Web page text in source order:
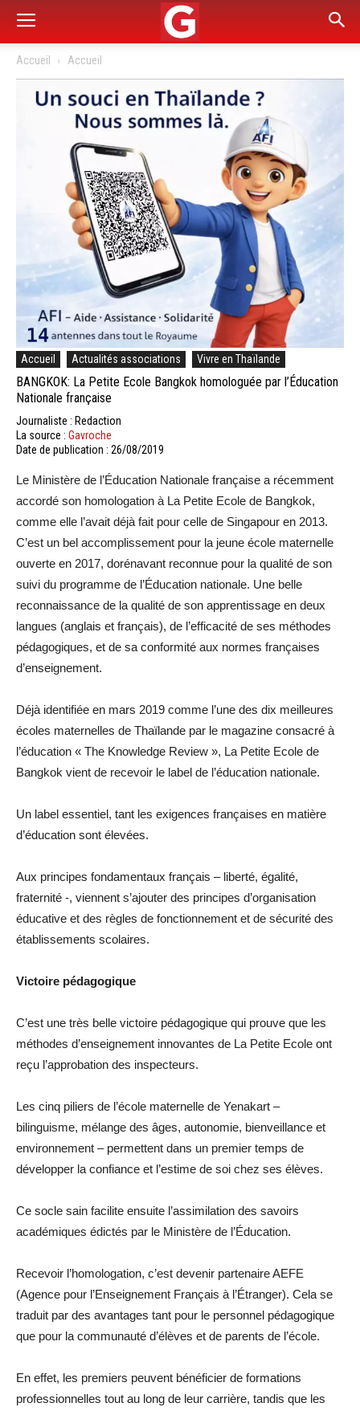
Accueil Accueil
Accueil Actualités associations Vivre en Thaïlande
BANGKOK: La Petite Ecole Bangkok homologuée par l’Éducation
Nationale française
Journaliste : Redaction
La source : Gavroche
Date de publication : 26/08/2019
Le Ministère de l’Éducation Nationale française a récemment
accordé son homologation à La Petite Ecole de Bangkok,
comme elle l’avait déjà fait pour celle de Singapour en 2013.
C’est un bel accomplissement pour la jeune école maternelle
ouverte en 2017, dorénavant reconnue pour la qualité de son
suivi du programme de l’Éducation nationale. Une belle
reconnaissance de la qualité de son apprentissage en deux
langues (anglais et français), de l’efficacité de ses méthodes
pédagogiques, et de sa conformité aux normes françaises
d’enseignement.
Déjà identifiée en mars 2019 comme l’une des dix meilleures
écoles maternelles de Thaïlande par le magazine consacré à
l’éducation « The Knowledge Review », La Petite Ecole de
Bangkok vient de recevoir le label de l’éducation nationale.
Un label essentiel, tant les exigences françaises en matière
d’éducation sont élevées.
Aux principes fondamentaux français – liberté, égalité,
fraternité -, viennent s’ajouter des principes d’organisation
éducative et des règles de fonctionnement et de sécurité des
établissements scolaires.
Victoire pédagogique
C’est une très belle victoire pédagogique qui prouve que les
méthodes d’enseignement innovantes de La Petite Ecole ont
reçu l’approbation des inspecteurs.
Les cinq piliers de l’école maternelle de Yenakart –
bilinguisme, mélange des âges, autonomie, bienveillance et
environnement – permettent dans un premier temps de
développer la confiance et l’estime de soi chez ses élèves.
Ce socle sain facilite ensuite l’assimilation des savoirs
académiques édictés par le Ministère de l’Éducation.
Recevoir l’homologation, c’est devenir partenaire AEFE
(Agence pour l’Enseignement Français à l’Étranger). Cela se
traduit par des avantages tant pour le personnel pédagogique
que pour la communauté d’élèves et de parents de l’école.
En effet, les premiers peuvent bénéficier de formations
professionnelles tout au long de leur carrière, tandis que les